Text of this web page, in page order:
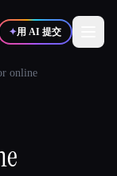
✦用 AI 提交
online